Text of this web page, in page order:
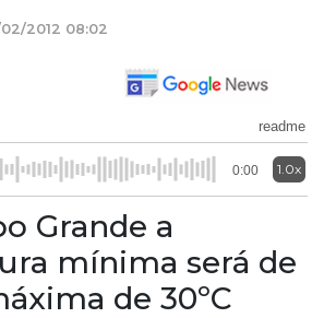
2012 08:02
readme
0:00 1.0x
Grande a
mínima será de
de 30ºC